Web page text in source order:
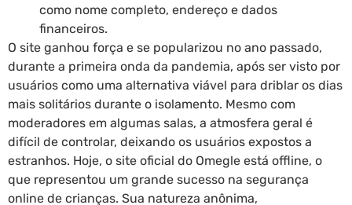
como nome completo, endereço e dados
financeiros.
O site ganhou força e se popularizou no ano passado,
durante a primeira onda da pandemia, após ser visto por
usuários como uma alternativa viável para driblar os dias
mais solitários durante o isolamento. Mesmo com
moderadores em algumas salas, a atmosfera geral é
difícil de controlar, deixando os usuários expostos a
estranhos. Hoje, o site oficial do Omegle está offline, o
que representou um grande sucesso na segurança
online de crianças. Sua natureza anônima,